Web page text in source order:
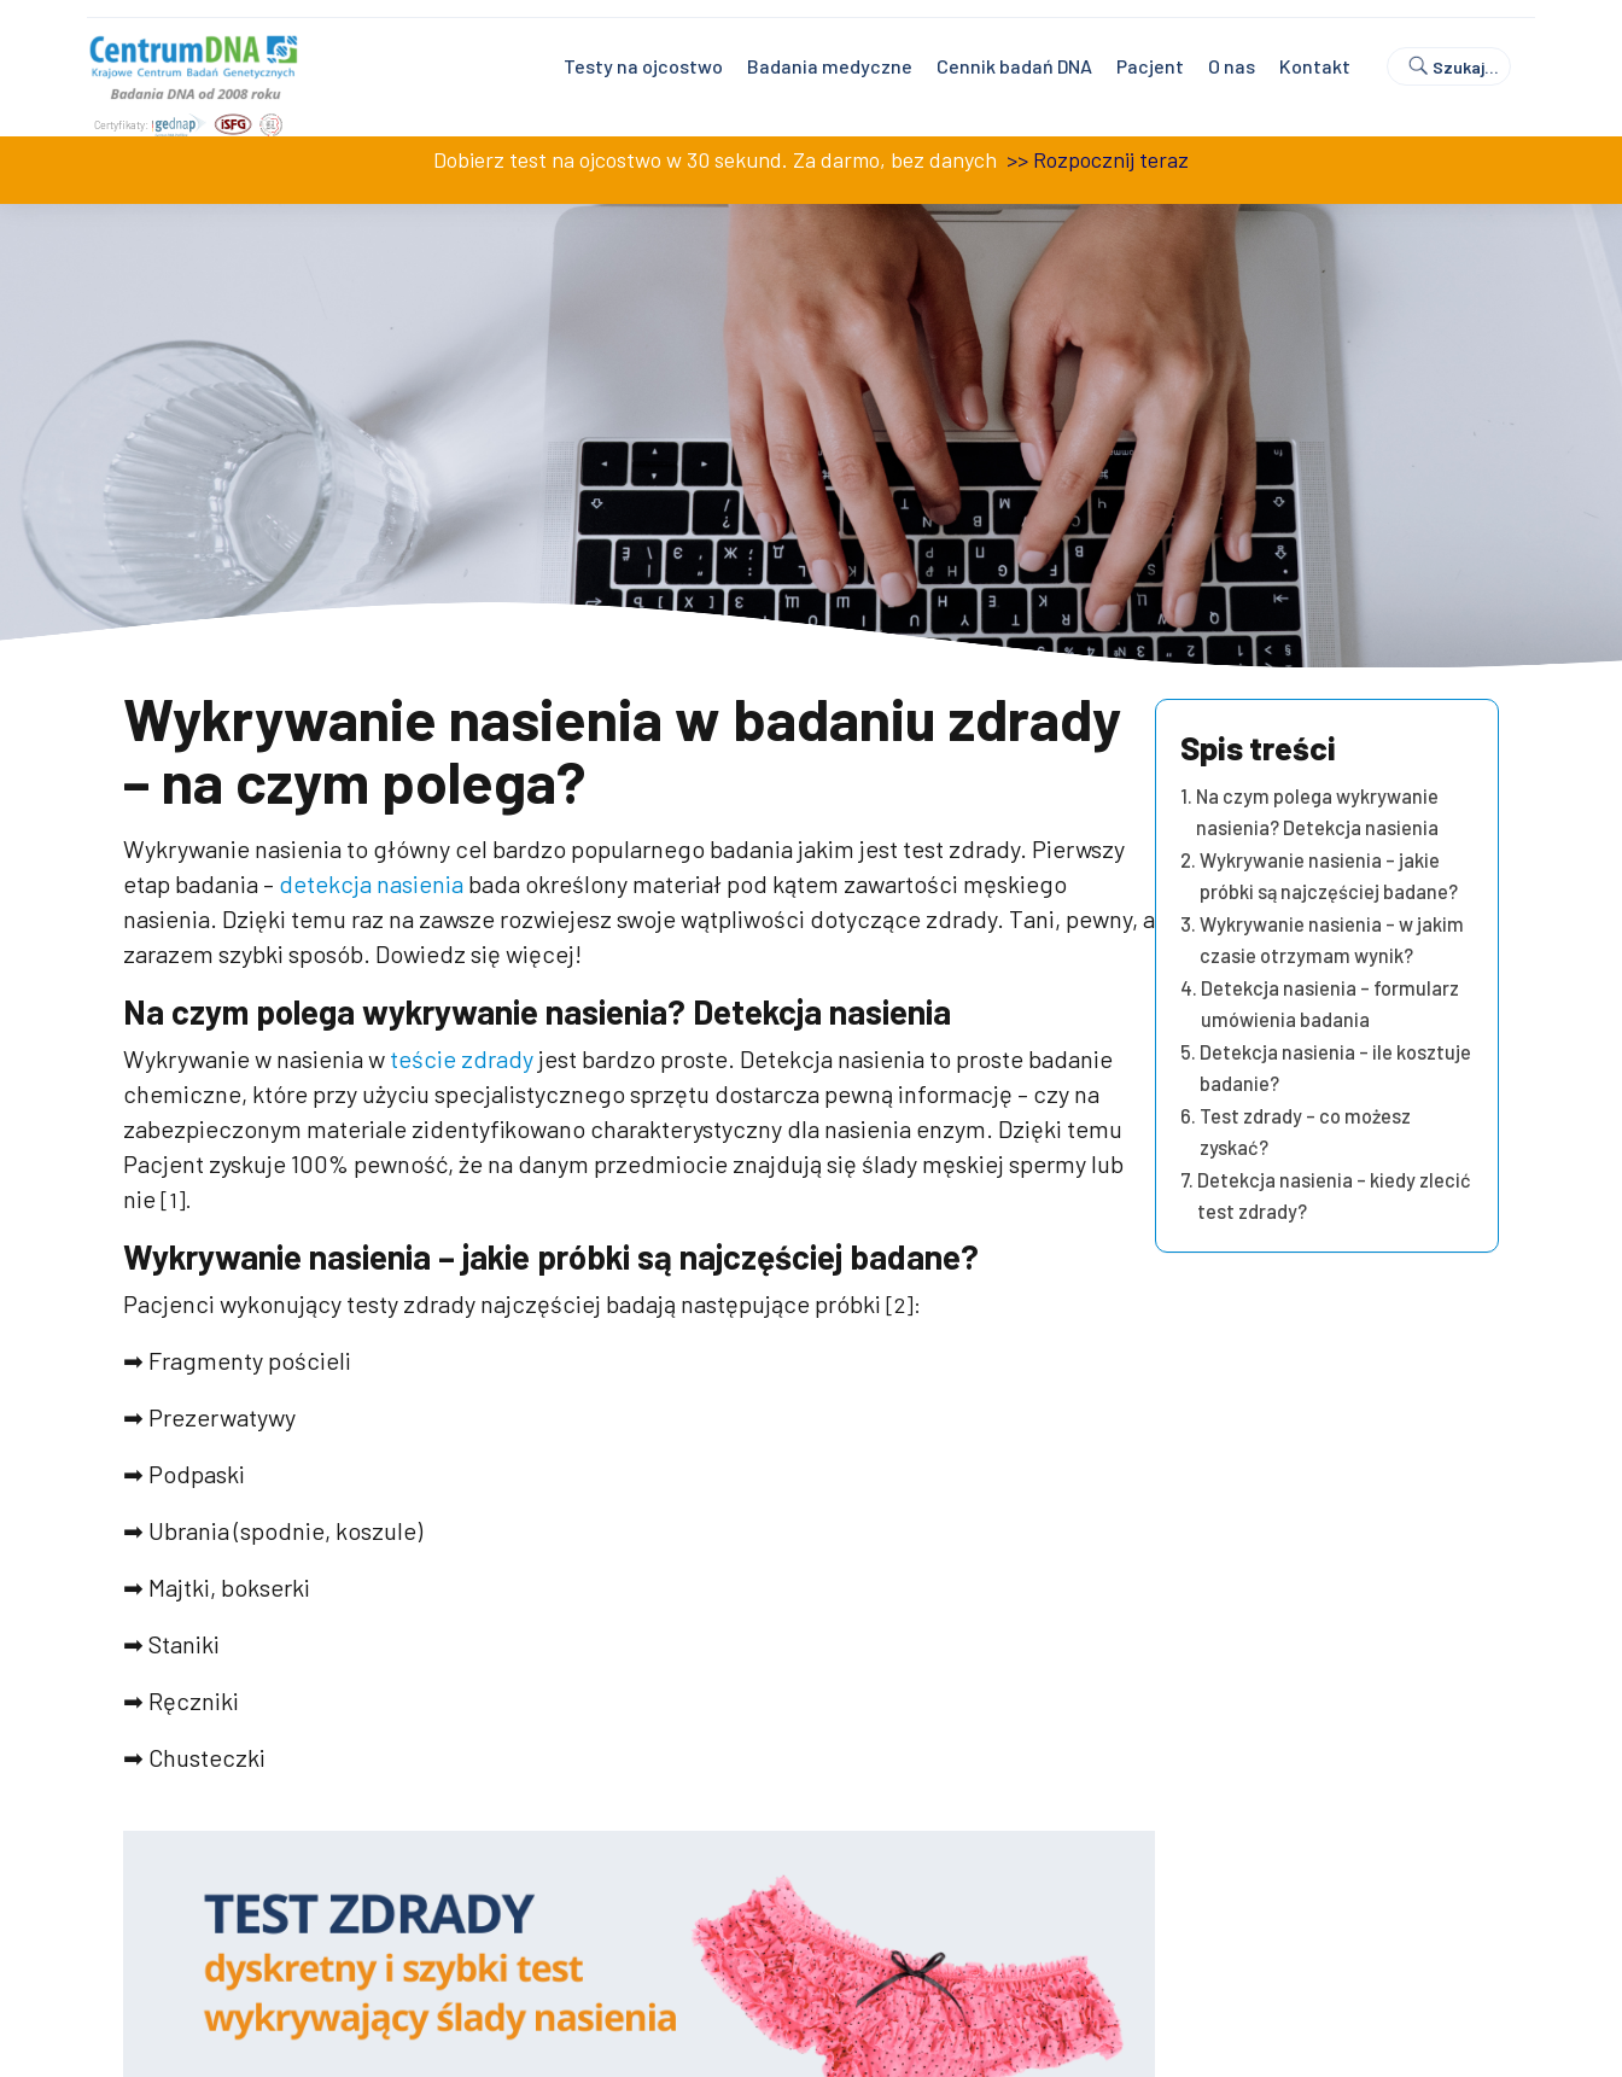
Szukaj…
Testy na ojcostwo Badania medyczne Cennik badań DNA Pacjent O nas Kontakt
Dobierz test na ojcostwo w 30 sekund. Za darmo, bez danych >> Rozpocznij teraz
Wykrywanie nasienia w badaniu zdrady
– na czym polega?
Wykrywanie nasienia to główny cel bardzo popularnego badania jakim jest test zdrady. Pierwszy
etap badania – detekcja nasienia bada określony materiał pod kątem zawartości męskiego
nasienia. Dzięki temu raz na zawsze rozwiejesz swoje wątpliwości dotyczące zdrady. Tani, pewny, a
zarazem szybki sposób. Dowiedz się więcej!
Na czym polega wykrywanie nasienia? Detekcja nasienia
Wykrywanie w nasienia w teście zdrady jest bardzo proste. Detekcja nasienia to proste badanie
chemiczne, które przy użyciu specjalistycznego sprzętu dostarcza pewną informację – czy na
zabezpieczonym materiale zidentyfikowano charakterystyczny dla nasienia enzym. Dzięki temu
Pacjent zyskuje 100% pewność, że na danym przedmiocie znajdują się ślady męskiej spermy lub
nie[1].
Wykrywanie nasienia – jakie próbki są najczęściej badane?
Pacjenci wykonujący testy zdrady najczęściej badają następujące próbki [2]:
➡ Fragmenty pościeli
➡ Prezerwatywy
➡ Podpaski
➡ Ubrania (spodnie, koszule)
➡ Majtki, bokserki
➡ Staniki
➡ Ręczniki
➡ Chusteczki
Spis treści
Na czym polega wykrywanie
nasienia? Detekcja nasienia
Wykrywanie nasienia – jakie
próbki są najczęściej badane?
Wykrywanie nasienia – w jakim
czasie otrzymam wynik?
Detekcja nasienia – formularz
umówienia badania
Detekcja nasienia – ile kosztuje
badanie?
Test zdrady – co możesz
zyskać?
Detekcja nasienia – kiedy zlecić
test zdrady?